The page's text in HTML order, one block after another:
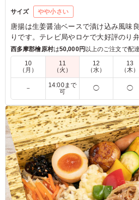
サイズ やや小さい
唐揚は生姜醤油ベースで漬け込み風味
りです。テレビ局やロケで大好評のり
米に香り高い東京大森にある濱貴商事
満足度の高いのり弁です。山梨の郷土
ます。
株式会社JVCケンウッド・ビ
今回、複数のメニューを注文しまし
どうかなとおもいましたが、男性陣
多い時には注文しようと思います。
ータリング弁当の中では抜群に美味
ご利用シーン：ロケ・撮影›スタジオ撮
東京都新宿区内藤町2023/10/07
西多摩郡檜原村は50,000円 以上のご注文で配
10
（月）
11
（火）
12
（水）
13
（木）
－
14:00まで
可
◯ ◯